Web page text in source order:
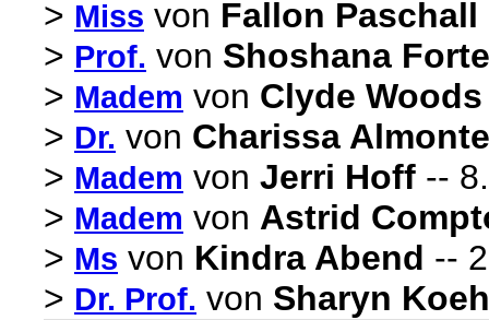
> Miss von Fallon Paschall
> Prof. von Shoshana Forte
> Madem von Clyde Woods
> Dr. von Charissa Almonte
> Madem von Jerri Hoff --
> Madem von Astrid
> Ms von Kindra Abend --
> Dr. Prof. von Sharyn